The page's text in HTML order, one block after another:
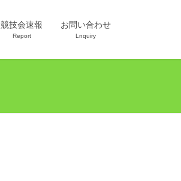
競技会速報
Report
お問い合わせ
Lnquiry